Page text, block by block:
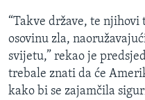
“Takve države, te
osovinu zla,
svijetu,” rekao je
trebale znati da će
kako bi se zajamčila